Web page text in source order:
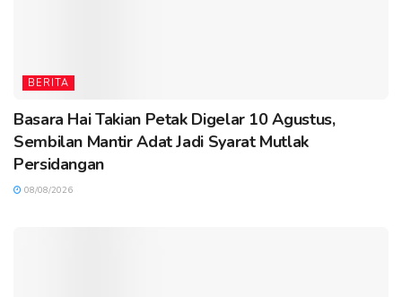
BERITA
Basara Hai Takian Petak Digelar 10 Agustus,
Sembilan Mantir Adat Jadi Syarat Mutlak
Persidangan
08/08/2026